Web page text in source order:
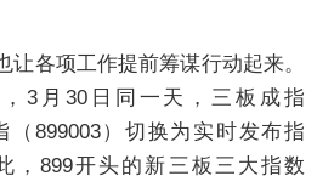
各项工作提前筹谋行动起来。
3月30日同一天，三板成指
（899003）切换为实时发布指
，899开头的新三板三大指数